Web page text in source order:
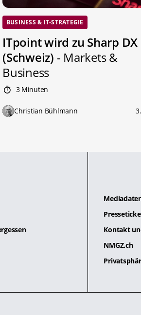
BUSINESS & IT-STRATEGIE
ITpoint wird zu Sharp DX
(Schweiz) - Markets &
Business
3 Minuten
Christian Bühlmann
Kontakt
NMGZ.ch